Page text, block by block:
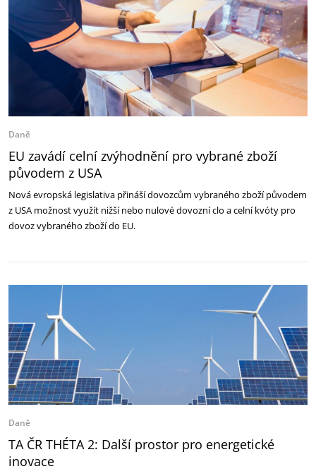
Daně
EU zavádí celní zvýhodnění pro vybrané zboží
původem z USA
Nová evropská legislativa přináší dovozcům vybraného zboží původem
z USA možnost využít nižší nebo nulové dovozní clo a celní kvóty pro
dovoz vybraného zboží do EU.
Daně
TA ČR THÉTA 2: Další prostor pro energetické
inovace